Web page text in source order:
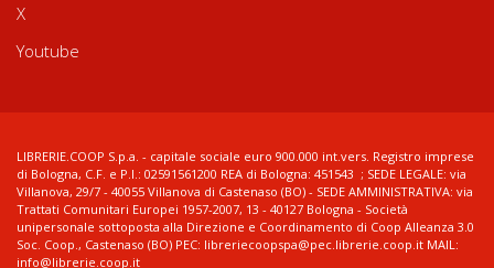
X
Youtube
LIBRERIE.COOP S.p.a. - capitale sociale euro 900.000 int.vers. Registro imprese
di Bologna, C.F. e P.I.: 02591561200 REA di Bologna: 451543 ; SEDE LEGALE: via
Villanova, 29/7 - 40055 Villanova di Castenaso (BO) - SEDE AMMINISTRATIVA: via
Trattati Comunitari Europei 1957-2007, 13 - 40127 Bologna - Società
unipersonale sottoposta alla Direzione e Coordinamento di Coop Alleanza 3.0
Soc. Coop., Castenaso (BO) PEC: libreriecoopspa@pec.librerie.coop.it MAIL:
info@librerie.coop.it